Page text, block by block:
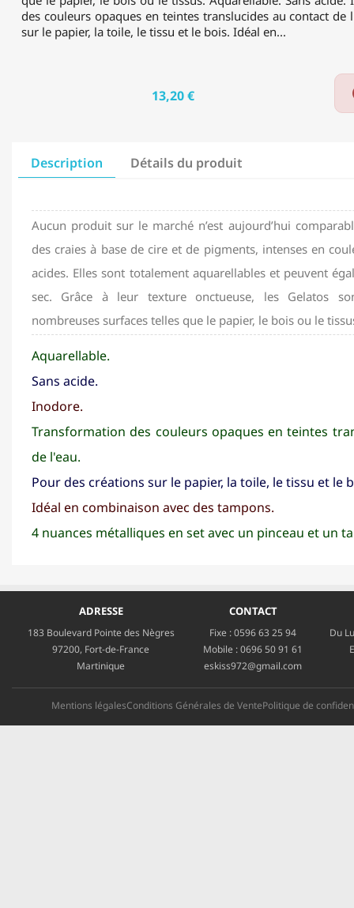
des couleurs opaques en teintes translucides au contact de
sur le papier, la toile, le tissu et le bois. Idéal en...
13,20 €
Description Détails du produit
Aucun produit sur le marché n’est aujourd’hui
des craies à base de cire et de pigments, intenses en
acides. Elles sont totalement aquarellables et peuvent
sec. Grâce à leur texture onctueuse, les Gelatos
nombreuses surfaces telles que le papier, le bois ou le
Aquarellable.
Sans acide.
Inodore.
Transformation des couleurs opaques en teintes
de l'eau.
Pour des créations sur le papier, la toile, le tissu et le
Idéal en combinaison avec des tampons.
4 nuances métalliques en set avec un pinceau et un
ADRESSE
183 Boulevard Pointe des Nègres
97200, Fort-de-France
Martinique
CONTACT
Fixe :0596 63 25 94
Mobile :0696 50 91 61
eskiss972@gmail.com
Du
Mentions légalesConditions Générales de VentePolitique de